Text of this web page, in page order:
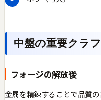
中盤の重要クラ
フォージの解放後
金属を精錬することで品質の